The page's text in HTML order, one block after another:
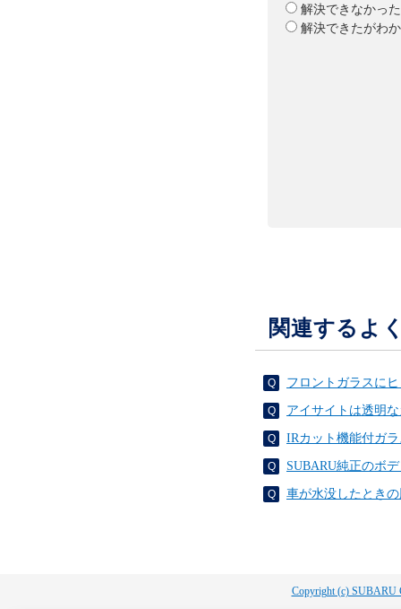
解決できなかった
解決できたがわ
関連するよ
フロントガラスに
アイサイトは透明
IRカット機能付ガ
SUBARU純正のボ
車が水没したとき
Copyright (c) SUBARU